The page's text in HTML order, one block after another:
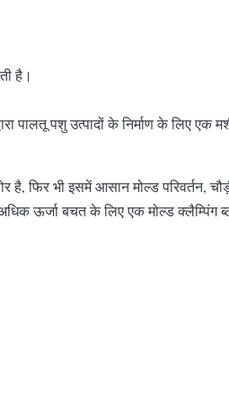
है।
पालतू पशु उत्पादों के निर्माण के लिए
फिर भी इसमें आसान मोल्ड परिवर्तन,
ऊर्जा बचत के लिए एक मोल्ड क्लैम्पिंग